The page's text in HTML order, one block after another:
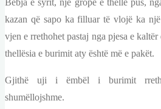
kazan që sapo ka filluar të vlojë ka
vjen e rrethohet pastaj nga pjesa e
thellësia e burimit aty është më e pakët.
Gjithë uji i ëmbël i burimit
shumëllojshme.